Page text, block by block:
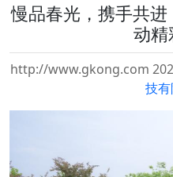
慢品春光，携手共
动精
http://www.gkong.com
技